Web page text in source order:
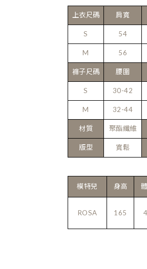
上衣尺碼 肩寬
S 54
M 56
褲子尺碼 腰圍
S 30-42
M 32-44
材質 聚酯纖維
版型 寬鬆
模特兒 身高
ROSA 165